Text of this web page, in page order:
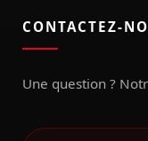
CONTACTEZ-
Une question ?